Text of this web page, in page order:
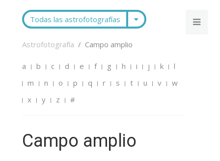
Todas las astrofotografías
Astrofotografía Campo amplio
a b c d e f g h i j k
l
m
n o p q r s t u v
w
x
y z #
Campo amplio